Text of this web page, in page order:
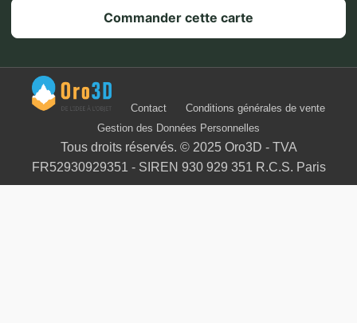
Commander cette carte
Contact
Conditions générales de vente
Gestion des Données Personnelles
Tous droits réservés. © 2025 Oro3D - TVA
FR52930929351 - SIREN 930 929 351 R.C.S. Paris